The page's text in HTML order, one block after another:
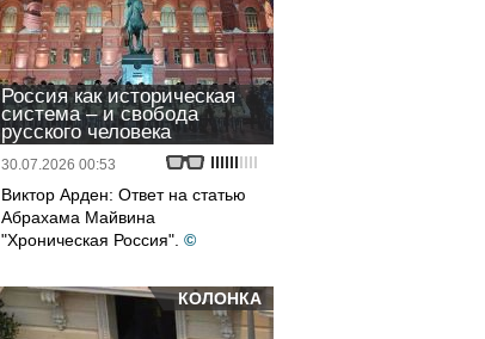
Россия как историческая
система – и свобода
русского человека
30.07.2026 00:53
Виктор Арден: Ответ на статью
Абрахама Майвина
"Хроническая Россия". ©
КОЛОНКА